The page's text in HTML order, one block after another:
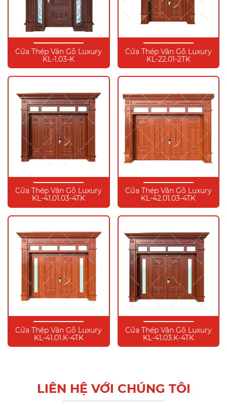
Cửa Thép Vân Gỗ Luxury
KL-1.03-K
Cửa Thép Vân Gỗ Luxury
KL-22.01-2TK
Cửa Thép Vân Gỗ Luxury
KL-41.01.03-4TK
Cửa Thép Vân Gỗ Luxury
KL-42.01.03-4TK
Cửa Thép Vân Gỗ Luxury
KL-41.01.K-4TK
Cửa Thép Vân Gỗ Luxury
KL-41.03.K-4TK
LIÊN HỆ VỚI CHÚNG TÔI